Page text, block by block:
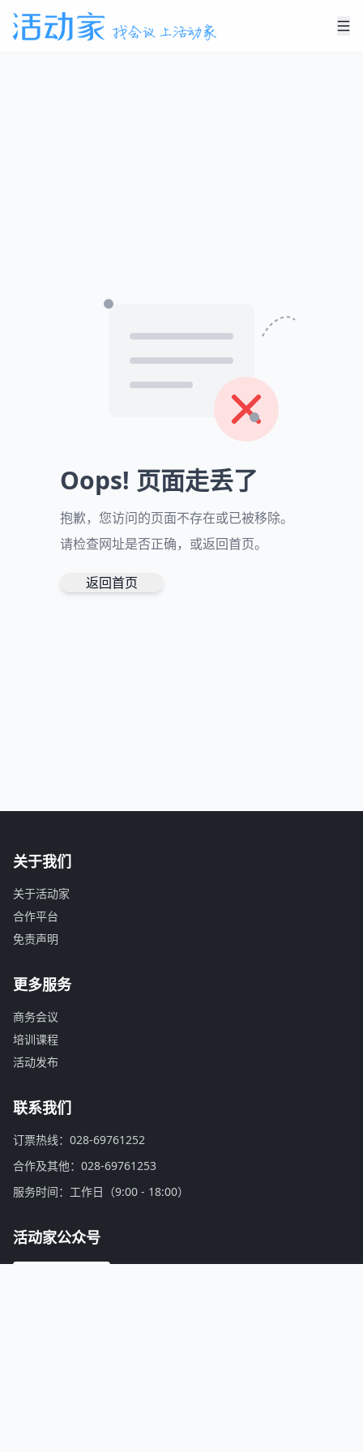
Oops! 页面走丢了
抱歉，您访问的页面不存在或已被移除。
请检查网址是否正确，或返回首页。
返回首页
关于我们
关于活动家
合作平台
免责声明
更多服务
商务会议
培训课程
活动发布
联系我们
订票热线：028-69761252
合作及其他：028-69761253
服务时间：工作日（9:00 - 18:00）
活动家公众号